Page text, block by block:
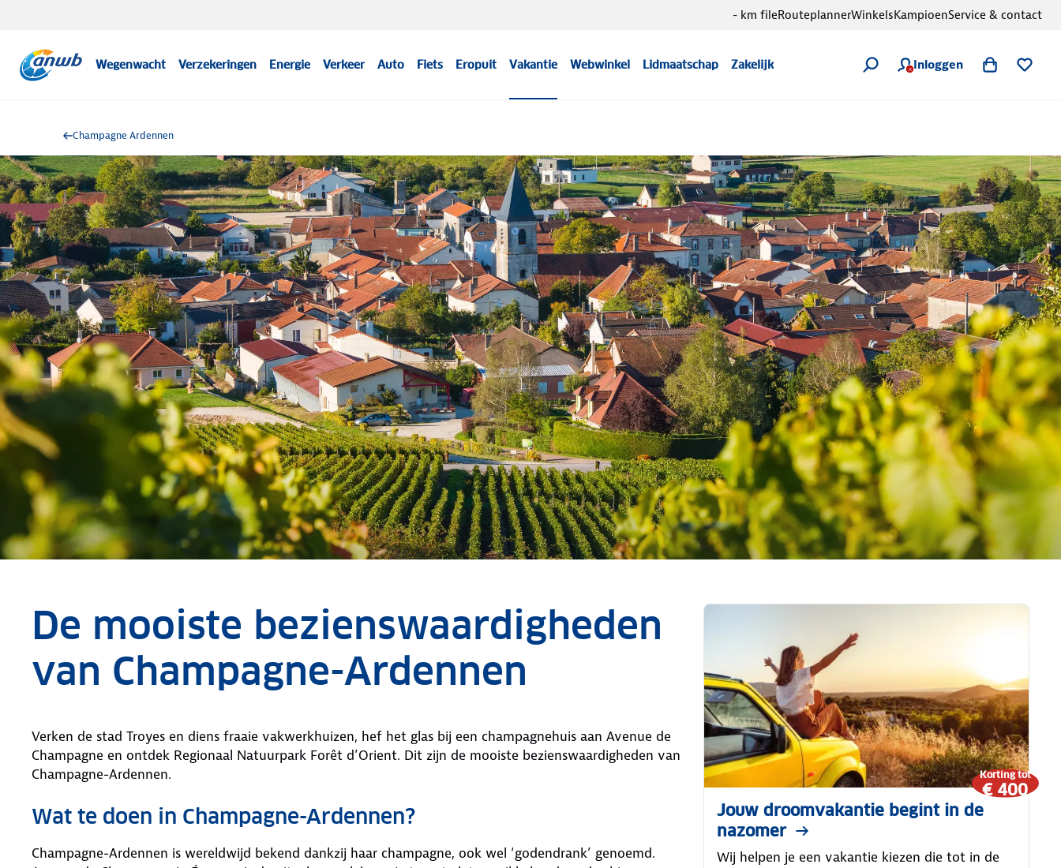
Wegenwacht Verzekeringen Energie Verkeer Auto Fiets Eropuit Vakantie Webwinkel Lidmaatschap Zakelijk Inloggen
- km fileRouteplannerWinkelsKampioenService & contact
Champagne Ardennen
De mooiste bezienswaardigheden
van Champagne-Ardennen
Verken de stad Troyes en diens fraaie vakwerkhuizen, hef het glas bij een champagnehuis aan Avenue de
Champagne en ontdek Regionaal Natuurpark Forêt d’Orient. Dit zijn de mooiste bezienswaardigheden van
Champagne-Ardennen.
Wat te doen in Champagne-Ardennen?
Champagne-Ardennen is wereldwijd bekend dankzij haar champagne, ook wel ‘godendrank’ genoemd.
Korting tot
€ 400
Jouw droomvakantie begint in de
nazomer
Wij helpen je een vakantie kiezen die tot in de